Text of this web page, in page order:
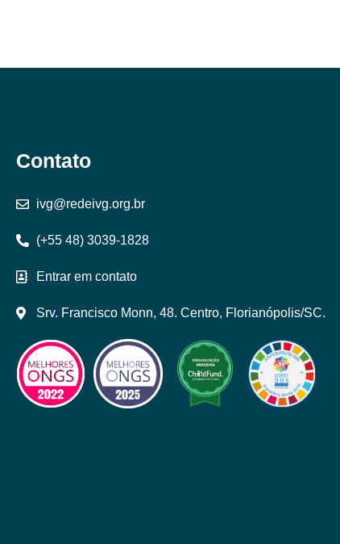
Contato
ivg@redeivg.org.br
(+55 48) 3039-1828
Entrar em contato
Srv. Francisco Monn, 48. Centro, Florianópolis/SC.